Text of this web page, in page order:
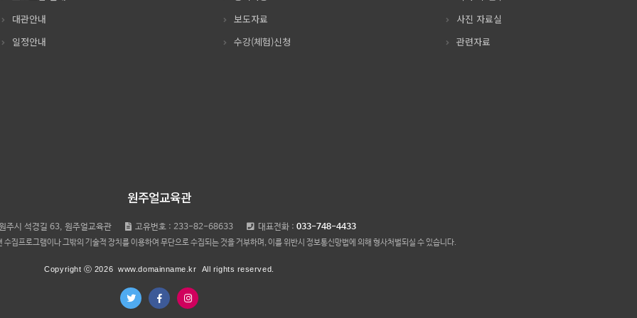
대관안내
일정안내
보도자료
수강(체험)신청
사진 자료실
관련자료
원주얼교육관
주시 석경길 63, 원주얼교육관 고유번호 : 233-82-68633 대표전화 : 033-748-4433
집프로그램이나 그밖의 기술적 장치를 이용하여 무단으로 수집되는 것을 거부하며, 이를 위반시 정보통신망법에 의해 형사처벌되실 수 있습니다.
Copyright ⓒ 2026www.domainname.kr All rights reserved.